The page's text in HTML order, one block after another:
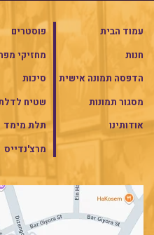
עמוד הבית
חנות
הדפסה תמונה אישית
מסגור תמונות
אודותינו
פוסטרים
מחזיקי
סיכות
שטיח
תלת מימד
מרצ'נדייס